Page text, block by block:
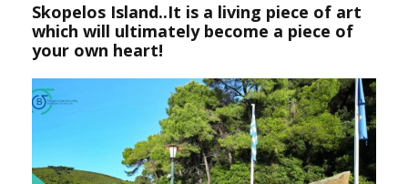
Skopelos Island..It is a living piece of art
which will ultimately become a piece of
your own heart!